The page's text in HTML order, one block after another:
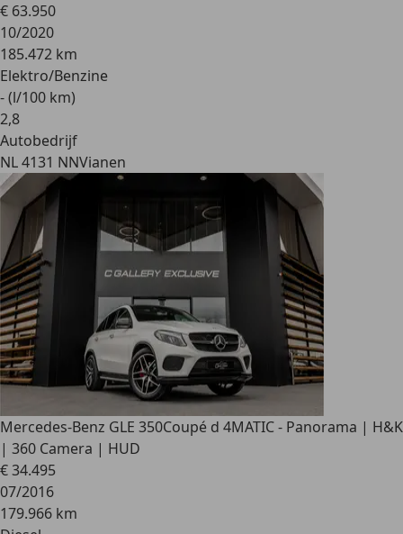
€ 63.950
10/2020
185.472 km
Elektro/Benzine
- (l/100 km)
2,8
Autobedrijf
NL 4131 NNVianen
Mercedes-Benz GLE 350Coupé d 4MATIC - Panorama | H&K
| 360 Camera | HUD
€ 34.495
07/2016
179.966 km